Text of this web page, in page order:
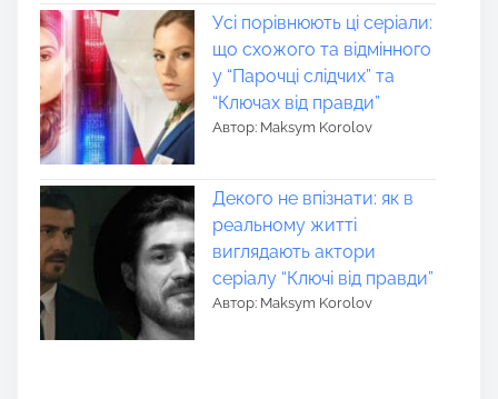
Усі порівнюють ці серіали:
що схожого та відмінного
у “Парочці слідчих” та
“Ключах від правди”
Автор: Maksym Korolov
Декого не впізнати: як в
реальному житті
виглядають актори
серіалу “Ключі від правди”
Автор: Maksym Korolov